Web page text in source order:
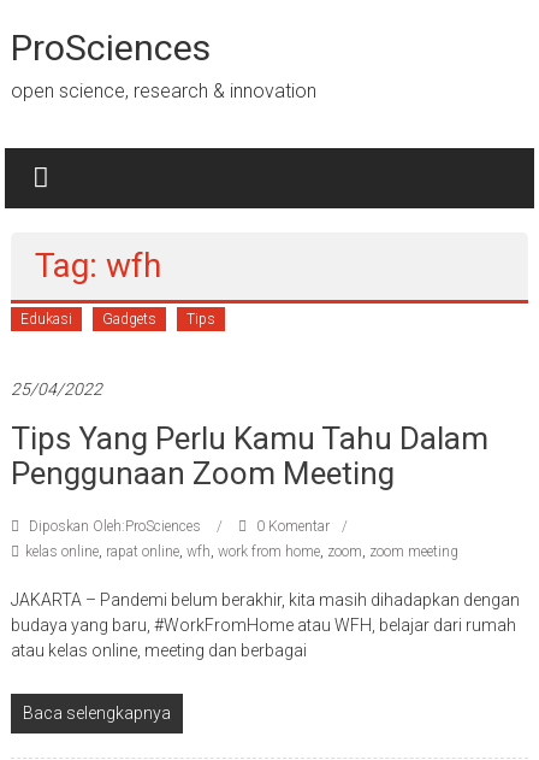
ke
konten
ProSciences
open science, research & innovation
Tag: wfh
Edukasi Gadgets Tips
25/04/2022
Tips Yang Perlu Kamu Tahu Dalam
Penggunaan Zoom Meeting
Diposkan Oleh:ProSciences
0 Komentar
kelas online, rapat online, wfh, work from home, zoom, zoom meeting
JAKARTA – Pandemi belum berakhir, kita masih dihadapkan dengan
budaya yang baru, #WorkFromHome atau WFH, belajar dari rumah
atau kelas online, meeting dan berbagai
Baca selengkapnya